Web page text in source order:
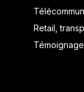
Retail,